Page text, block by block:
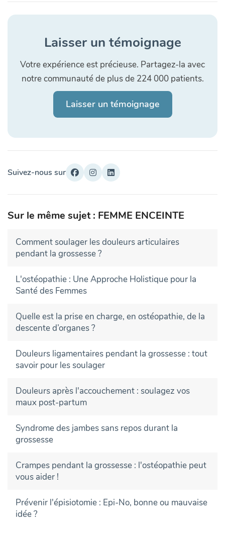
Laisser un témoignage
Votre expérience est précieuse. Partagez-la avec
notre communauté de plus de 224 000 patients.
Laisser un témoignage
Suivez-nous sur
Sur le même sujet : FEMME ENCEINTE
Comment soulager les douleurs articulaires
pendant la grossesse ?
L'ostéopathie : Une Approche Holistique pour la
Santé des Femmes
Quelle est la prise en charge, en ostéopathie, de la
descente d’organes ?
Douleurs ligamentaires pendant la grossesse : tout
savoir pour les soulager
Douleurs après l'accouchement : soulagez vos
maux post-partum
Syndrome des jambes sans repos durant la
grossesse
Crampes pendant la grossesse : l'ostéopathie peut
vous aider !
Prévenir l'épisiotomie : Epi-No, bonne ou mauvaise
idée ?